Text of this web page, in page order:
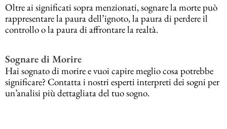
Oltre ai significati sopra menzionati, sognare la morte può
rappresentare la paura dell’ignoto, la paura di perdere il
controllo o la paura di affrontare la realtà.
Sognare di Morire
Hai sognato di morire e vuoi capire meglio cosa potrebbe
significare? Contatta i nostri esperti interpreti dei sogni per
un’analisi più dettagliata del tuo sogno.